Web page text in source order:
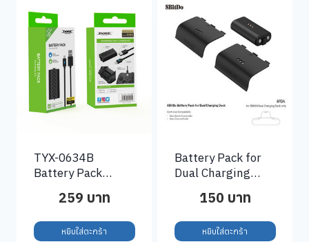
TYX-0634B
Battery Pack
Charge Kit
1200mAh For
Series S/X
259 บาท
หยิบใส่ตะกร้า
Battery Pack for
Dual Charging
150 บาท
หยิบใส่ตะกร้า